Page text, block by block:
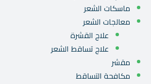
ماسكات الشعر
معالجات الشعر
علاج القشرة
علاج تساقط الشعر
مقشر
مكافحة التساقط